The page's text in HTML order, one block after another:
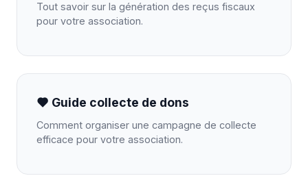
Tout savoir sur la génération des reçus fiscaux
pour votre association.
Guide collecte de dons
Comment organiser une campagne de collecte
efficace pour votre association.